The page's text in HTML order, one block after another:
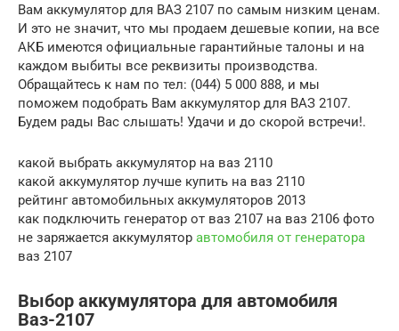
Вам аккумулятор для ВАЗ 2107 по самым низким ценам.
И это не значит, что мы продаем дешевые копии, на все
АКБ имеются официальные гарантийные талоны и на
каждом выбиты все реквизиты производства.
Обращайтесь к нам по тел: (044) 5 000 888, и мы
поможем подобрать Вам аккумулятор для ВАЗ 2107.
Будем рады Вас слышать! Удачи и до скорой встречи!.
какой выбрать аккумулятор на ваз 2110
какой аккумулятор лучше купить на ваз 2110
рейтинг автомобильных аккумуляторов 2013
как подключить генератор от ваз 2107 на ваз 2106 фото
не заряжается аккумулятор автомобиля от генератора
ваз 2107
Выбор аккумулятора для автомобиля
Ваз-2107